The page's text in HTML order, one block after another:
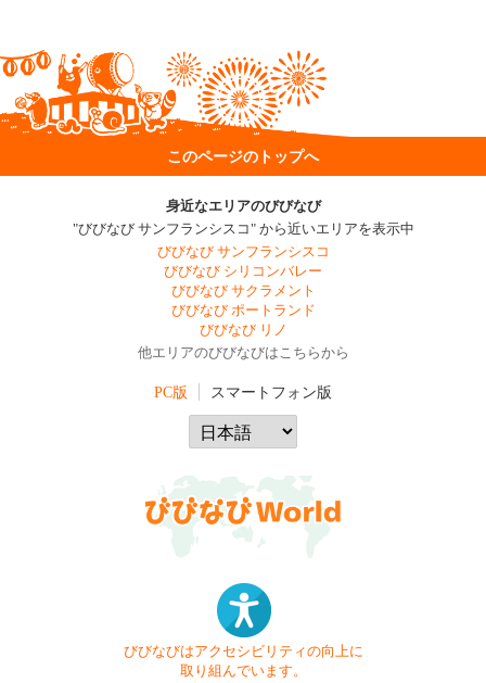
このページのトップへ
身近なエリアのびびなび
"びびなび サンフランシスコ" から近いエリアを表示中
びびなび サンフランシスコ
びびなび シリコンバレー
びびなび サクラメント
びびなび ポートランド
びびなび リノ
他エリアのびびなびはこちらから
PC版 スマートフォン版
びびなびはアクセシビリティの向上に
取り組んでいます。